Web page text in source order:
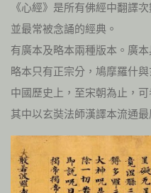
《心經》是所有佛經中翻譯
並最常被念誦的經典。
有廣本及略本兩種版本。廣
略本只有正宗分，鳩摩羅什
中國歷史上，至宋朝為止，
其中以玄奘法師漢譯本流通最